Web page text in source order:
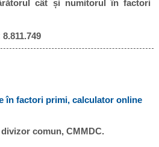
cât și numitorul în factori
în factori primi, calculator online
comun, CMMDC.